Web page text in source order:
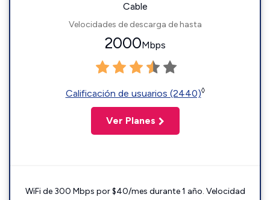
Cable
Velocidades de descarga de hasta
2000Mbps
Calificación de usuarios (2440)◊
Ver Planes
WiFi de 300 Mbps por $40/mes durante 1 año. Velocidad